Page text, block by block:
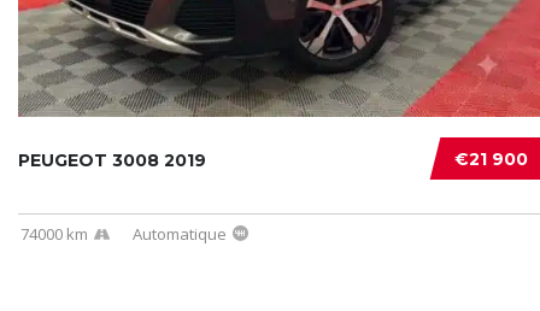
€21 900
PEUGEOT 3008 2019
74000 km Automatique